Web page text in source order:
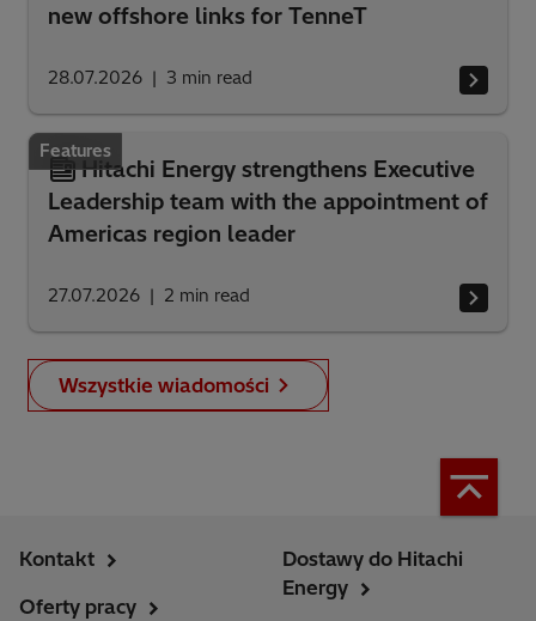
new offshore links for TenneT
28.07.2026 3 min read
Features
Hitachi Energy strengthens Executive
Leadership team with the appointment of
Americas region leader
27.07.2026 2 min read
Wszystkie wiadomości
Kontakt
Oferty pracy
Dostawy do Hitachi
Energy